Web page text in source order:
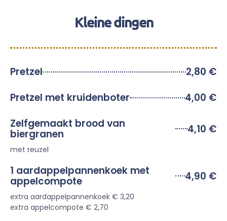
Kleine dingen
Pretzel
2,80 €
Pretzel met kruidenboter
4,00 €
Zelfgemaakt brood van
biergranen 4,10 €
met reuzel
1 aardappelpannenkoek met
appelcompote 4,90 €
extra aardappelpannenkoek € 3,20
extra appelcompote € 2,70